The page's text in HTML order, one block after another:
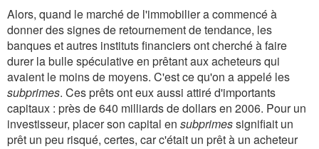
Alors, quand le marché de l'immobilier a commencé à
donner des signes de retournement de tendance, les
banques et autres instituts financiers ont cherché à faire
durer la bulle spéculative en prêtant aux acheteurs qui
avaient le moins de moyens. C'est ce qu'on a appelé les
subprimes. Ces prêts ont eux aussi attiré d'importants
capitaux : près de 640 milliards de dollars en 2006. Pour un
investisseur, placer son capital en subprimessignifiait un
prêt un peu risqué, certes, car c'était un prêt à un acheteur